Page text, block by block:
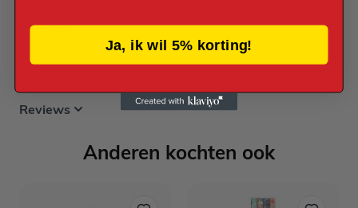
Thema
Reviews
Anderen kochten ook
Ja, ik wil 5% korting!